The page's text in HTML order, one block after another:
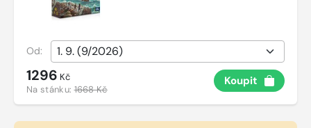
Od:
1296 Kč
Na stánku:1668 Kč
Koupit